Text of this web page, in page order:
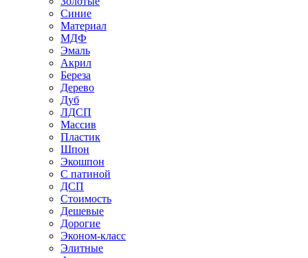
Синие
Материал
МДФ
Эмаль
Акрил
Береза
Дерево
Дуб
ЛДСП
Массив
Пластик
Шпон
Экошпон
С патиной
ДСП
Стоимость
Дешевые
Дорогие
Эконом-класс
Элитные